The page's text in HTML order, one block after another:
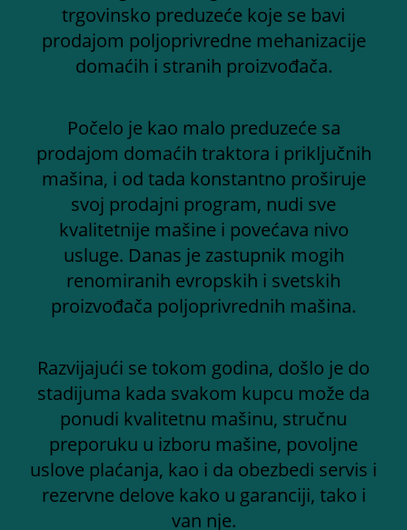
trgovinsko preduzeće koje se bavi
prodajom poljoprivredne mehanizacije
domaćih i stranih proizvođača.
Počelo je kao malo preduzeće sa
prodajom domaćih traktora i priključnih
mašina, i od tada konstantno proširuje
svoj prodajni program, nudi sve
kvalitetnije mašine i povećava nivo
usluge. Danas je zastupnik mogih
renomiranih evropskih i svetskih
proizvođača poljoprivrednih mašina.
Razvijajući se tokom godina, došlo je do
stadijuma kada svakom kupcu može da
ponudi kvalitetnu mašinu, stručnu
preporuku u izboru mašine, povoljne
uslove plaćanja, kao i da obezbedi servis i
rezervne delove kako u garanciji, tako i
van nje.